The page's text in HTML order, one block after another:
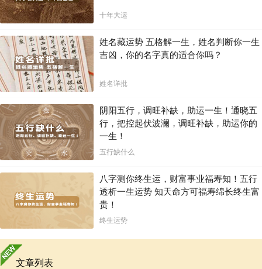
十年大运
姓名藏运势 五格解一生，姓名判断你一生
吉凶，你的名字真的适合你吗？
姓名详批
阴阳五行，调旺补缺，助运一生！通晓五
行，把控起伏波澜，调旺补缺，助运你的
一生！
五行缺什么
八字测你终生运，财富事业福寿知！五行
透析一生运势 知天命方可福寿绵长终生富
贵！
终生运势
文章列表